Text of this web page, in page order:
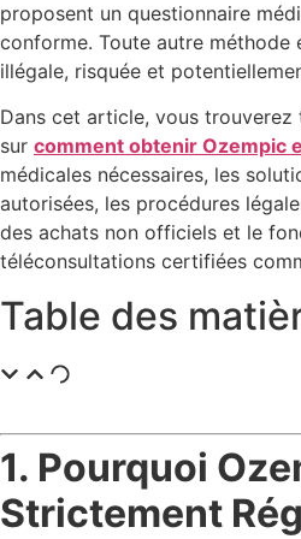
proposent un questionnaire
conforme. Toute autre méthode
illégale, risquée et
Dans cet article, vous trouverez
sur comment obtenir Ozempic
médicales nécessaires, les
autorisées, les procédures
des achats non officiels et le
téléconsultations certifiées
Table des
1. Pourquoi
Strictement